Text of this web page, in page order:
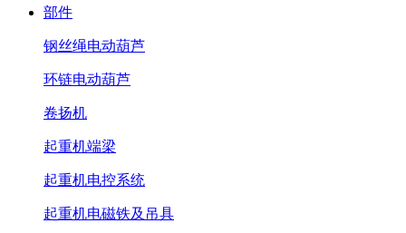
部件
钢丝绳电动葫芦
环链电动葫芦
卷扬机
起重机端梁
起重机电控系统
起重机电磁铁及吊具